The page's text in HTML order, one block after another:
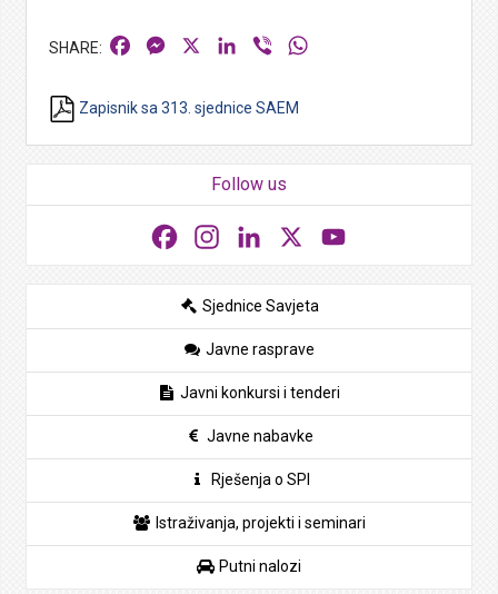
FacebookMessengerLinkedIn
Viber
Zapisnik sa 313. sjednice SAEM
Follow us
FacebookInstagramLinkedIn
Sjednice Savjeta
Javne rasprave
Javni konkursi i tenderi
Javne nabavke
Rješenja o SPI
Istraživanja, projekti i seminari
Putni nalozi